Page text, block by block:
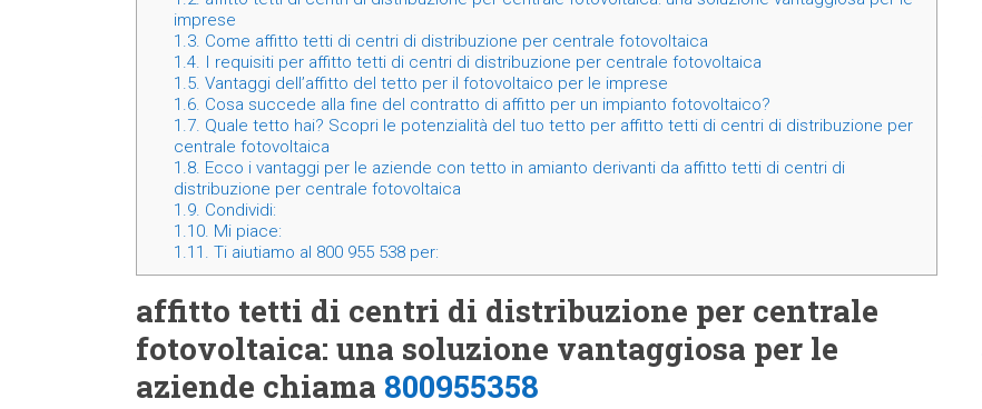
imprese
1.3. Come affitto tetti di centri di distribuzione per centrale fotovoltaica
1.4. I requisiti per affitto tetti di centri di distribuzione per centrale fotovoltaica
1.5. Vantaggi dell’affitto del tetto per il fotovoltaico per le imprese
1.6. Cosa succede alla fine del contratto di affitto per un impianto fotovoltaico?
1.7. Quale tetto hai? Scopri le potenzialità del tuo tetto per affitto tetti di centri di distribuzione per
centrale fotovoltaica
1.8. Ecco i vantaggi per le aziende con tetto in amianto derivanti da affitto tetti di centri di
distribuzione per centrale fotovoltaica
1.9. Condividi:
1.10. Mi piace:
1.11. Ti aiutiamo al 800 955 538 per:
affitto tetti di centri di distribuzione per centrale
fotovoltaica: una soluzione vantaggiosa per le
aziende chiama 800955358